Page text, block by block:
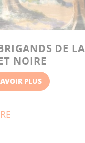
DE LA
NOIRE
PLUS